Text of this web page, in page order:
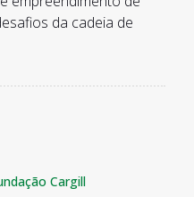
da cadeia de
Cargill